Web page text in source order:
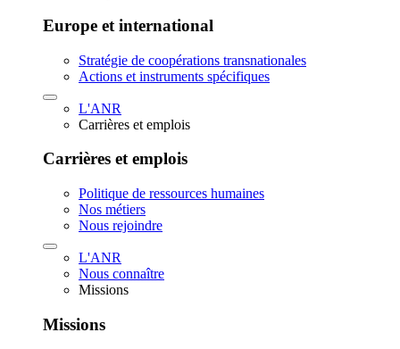
Europe et international
Stratégie de coopérations transnationales
Actions et instruments spécifiques
L'ANR
Carrières et emplois
Carrières et emplois
Politique de ressources humaines
Nos métiers
Nous rejoindre
L'ANR
Nous connaître
Missions
Missions